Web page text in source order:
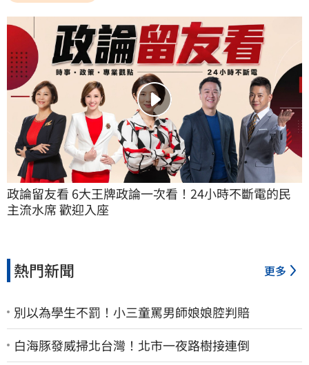
政論留友看 6大王牌政論一次看！24小時不斷電的民
主流水席 歡迎入座
熱門新聞 更多
別以為學生不罰！小三童罵男師娘娘腔判賠
白海豚發威掃北台灣！北市一夜路樹接連倒